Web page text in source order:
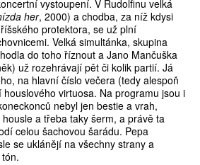
vystoupení. V Rudolfinu velká
her, 2000) a chodba, za níž kdysi
protektora, se už plní
Velká simultánka, skupina
do toho říznout a Jano Mančuška
už rozehrávají pět či kolik partií. Já
na hlavní číslo večera (tedy alespoň
virtuosa. Na programu jsou i
nebyl jen bestie a vrah,
a třeba taky šerm, a právě ta
celou šachovou šarádu. Pepa
se uklánějí na všechny strany a